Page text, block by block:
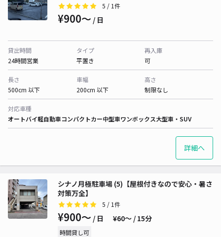
5 / 1件
¥900〜 / 日
貸出時間
24時間営業
タイプ
平置き
再入庫
可
長さ
500cm 以下
車幅
200cm 以下
高さ
制限なし
対応車種
オートバイ軽自動車コンパクトカー中型車ワンボックス大型車・SUV
詳細へ
シナノ月極駐車場 (5)【屋根付きなので安心・暑さ
対策万全】
5 / 1件
¥900〜 / 日 ¥60〜 / 15分
時間貸し可